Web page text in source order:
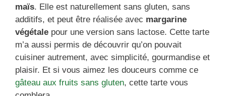
maïs. Elle est naturellement sans gluten, sans
additifs, et peut être réalisée avec margarine
végétale pour une version sans lactose. Cette tarte
m’a aussi permis de découvrir qu’on pouvait
cuisiner autrement, avec simplicité, gourmandise et
plaisir. Et si vous aimez les douceurs comme ce
gâteau aux fruits sans gluten, cette tarte vous